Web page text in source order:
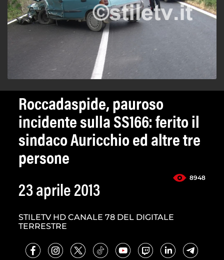
Roccadaspide, pauroso
incidente sulla SS166: ferito il
sindaco Auricchio ed altre tre
persone
8948
23 aprile 2013
STILETV HD CANALE 78 DEL DIGITALE
TERRESTRE